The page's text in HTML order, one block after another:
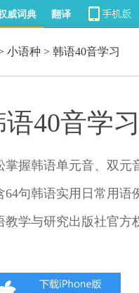
威词典 翻译
小语种 > 韩语40音学习
语40音学习
掌握韩语单元音、双元
64句韩语实用日常用语
教学与研究出版社官方